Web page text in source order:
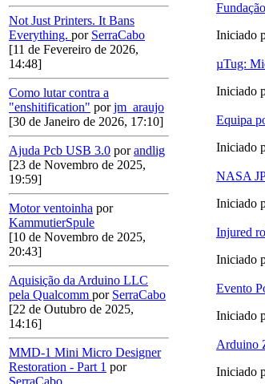
Not Just Printers. It Bans
Everything. por SerraCabo
[11 de Fevereiro de 2026,
14:48]
Como lutar contra a
"enshitification" porjm_araujo
[30 de Janeiro de 2026, 17:10]
Ajuda Pcb USB 3.0 porandlig
[23 de Novembro de 2025,
19:59]
Motor ventoinha por
KammutierSpule
[10 de Novembro de 2025,
20:43]
Aquisição da Arduino LLC
pela Qualcomm por SerraCabo
[22 de Outubro de 2025,
14:16]
MMD-1 Mini Micro Designer
Restoration - Part 1 por
Iniciado
µTug:
Iniciado
Equipa
Iniciado
NASA
Iniciado
Injured
Iniciado
Evento
Iniciado
Arduino
Iniciado